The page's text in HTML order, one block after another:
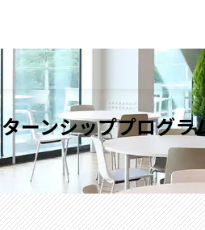
ーンシッププログ